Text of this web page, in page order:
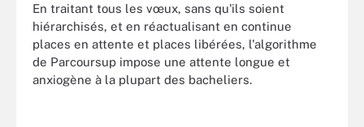
En traitant tous les vœux, sans qu'ils soient
hiérarchisés, et en réactualisant en continue
places en attente et places libérées, l'algorithme
de Parcoursup impose une attente longue et
anxiogène à la plupart des bacheliers.